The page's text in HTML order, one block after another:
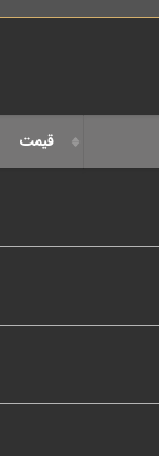
قیمت